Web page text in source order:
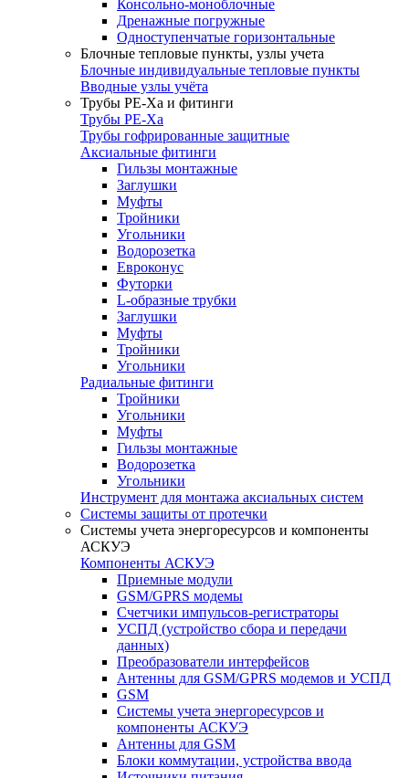
Консольно-моноблочные
Дренажные погружные
Одноступенчатые горизонтальные
Блочные тепловые пункты, узлы учета
Блочные индивидуальные тепловые пункты
Вводные узлы учёта
Трубы РЕ-Ха и фитинги
Трубы РЕ-Ха
Трубы гофрированные защитные
Аксиальные фитинги
Гильзы монтажные
Заглушки
Муфты
Тройники
Угольники
Водорозетка
Евроконус
Футорки
L-образные трубки
Заглушки
Муфты
Тройники
Угольники
Радиальные фитинги
Тройники
Угольники
Муфты
Гильзы монтажные
Водорозетка
Угольники
Инструмент для монтажа аксиальных систем
Системы защиты от протечки
Системы учета энергоресурсов и компоненты
АСКУЭ
Компоненты АСКУЭ
Приемные модули
GSM/GPRS модемы
Счетчики импульсов-регистраторы
УСПД (устройство сбора и передачи
данных)
Преобразователи интерфейсов
Антенны для GSM/GPRS модемов и УСПД
GSM
Системы учета энергоресурсов и
компоненты АСКУЭ
Антенны для GSM
Блоки коммутации, устройства ввода